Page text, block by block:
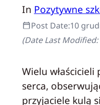
In Pozytywne
Post Date:10
(Date Last Modified:
Wielu
serca,
przyjaciele kulą